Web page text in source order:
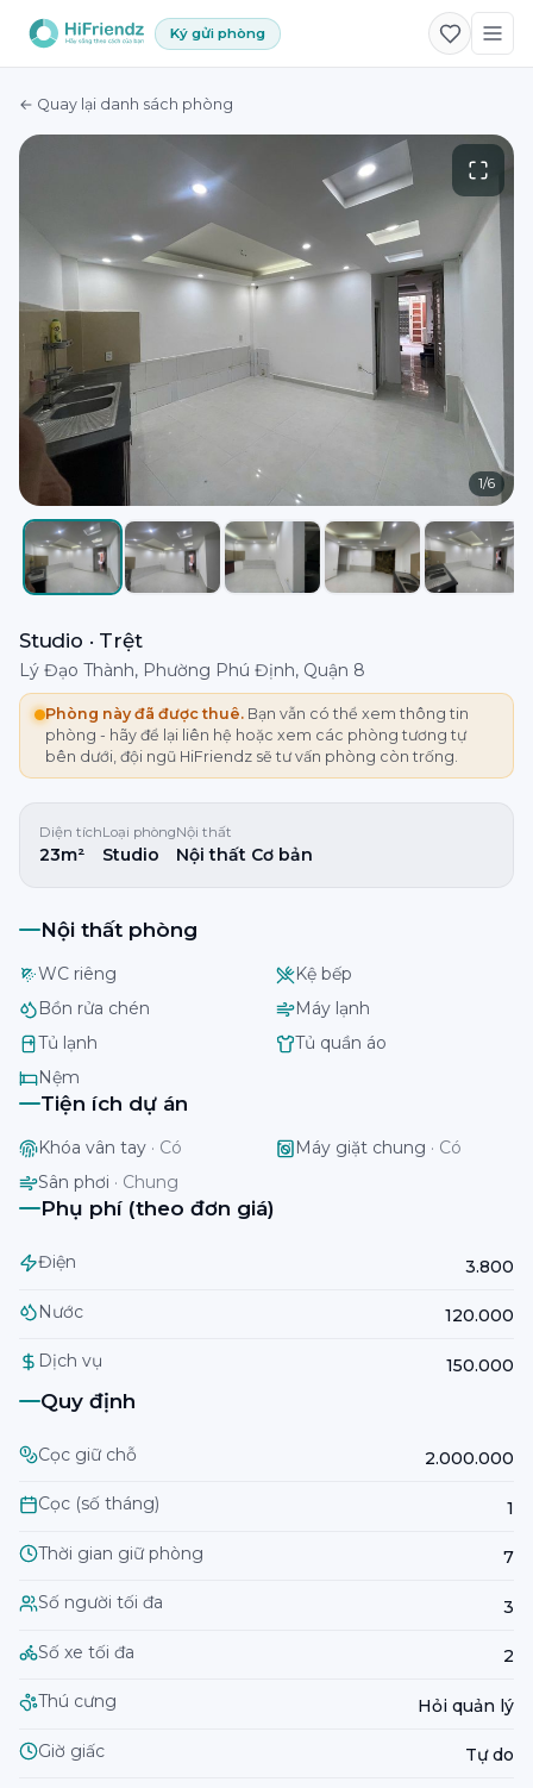
Ký gửi phòng
← Quay lại danh sách phòng
1/6
Studio · Trệt
Lý Đạo Thành, Phường Phú Định, Quận 8
Phòng này đã được thuê. Bạn vẫn có thể xem thông tin
phòng - hãy để lại liên hệ hoặc xem các phòng tương tự
bên dưới, đội ngũ HiFriendz sẽ tư vấn phòng còn trống.
Diện tích
23m²
Loại phòng
Studio
Nội thất
Nội thất Cơ bản
Nội thất phòng
WC riêng
Kệ bếp
Bồn rửa chén
Máy lạnh
Tủ lạnh
Tủ quần áo
Nệm
Tiện ích dự án
Khóa vân tay · Có Máy giặt chung · Có
Sân phơi · Chung
Phụ phí (theo đơn giá)
Điện 3.800
Nước 120.000
Dịch vụ 150.000
Quy định
Cọc giữ chỗ 2.000.000
Cọc (số tháng) 1
Thời gian giữ phòng 7
Số người tối đa 3
Số xe tối đa 2
Thú cưng Hỏi quản lý
Giờ giấc Tự do